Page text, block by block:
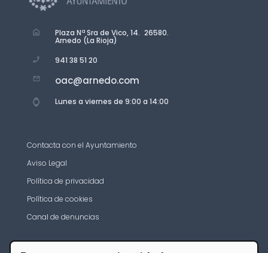
Plaza Nª Sra de Vico, 14. 26580.
Arnedo (La Rioja)
941 38 51 20
oac@arnedo.com
Lunes a viernes de 9:00 a 14:00
Contacta con el Ayuntamiento
Aviso Legal
Política de privacidad
Política de cookies
Canal de denuncias